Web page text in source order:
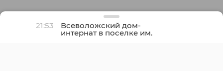
21:53 Всеволожский дом-
интернат в поселке им.
Свердлова полностью